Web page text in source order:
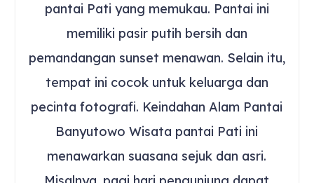
pantai Pati yang memukau. Pantai ini
memiliki pasir putih bersih dan
pemandangan sunset menawan. Selain itu,
tempat ini cocok untuk keluarga dan
pecinta fotografi. Keindahan Alam Pantai
Banyutowo Wisata pantai Pati ini
menawarkan suasana sejuk dan asri.